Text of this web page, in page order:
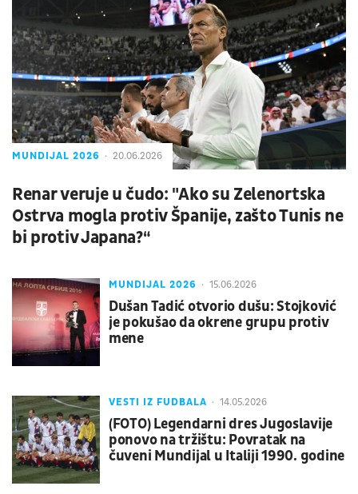
MUNDIJAL 2026 20.06.2026
Renar veruje u čudo: "Ako su Zelenortska
Ostrva mogla protiv Španije, zašto Tunis ne
bi protiv Japana?“
MUNDIJAL 2026 15.06.2026
Dušan Tadić otvorio dušu: Stojković
je pokušao da okrene grupu protiv
mene
VESTI IZ FUDBALA 14.05.2026
(FOTO) Legendarni dres Jugoslavije
ponovo na tržištu: Povratak na
čuveni Mundijal u Italiji 1990. godine